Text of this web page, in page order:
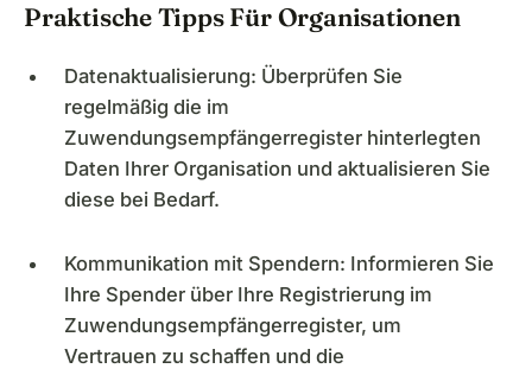
Praktische Tipps Für Organisationen
Datenaktualisierung: Überprüfen Sie
regelmäßig die im
Zuwendungsempfängerregister hinterlegten
Daten Ihrer Organisation und aktualisieren Sie
diese bei Bedarf.​
Kommunikation mit Spendern: Informieren Sie
Ihre Spender über Ihre Registrierung im
Zuwendungsempfängerregister, um
Vertrauen zu schaffen und die